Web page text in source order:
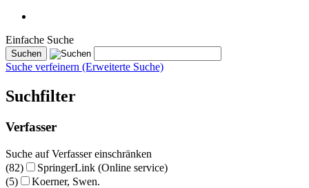
Einfache Suche
Suche verfeinern (Erweiterte Suche)
Suchfilter
Verfasser
Suche auf Verfasser einschränken
(82)
SpringerLink (Online service)
(5)
Koerner, Swen.